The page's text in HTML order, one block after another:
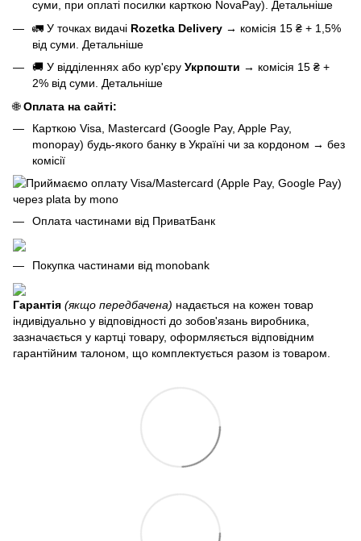
суми, при оплаті посилки карткою NovaPay). Детальніше
🚛 У точках видачі Rozetka Delivery → комісія 15 ₴ + 1,5%
від суми. Детальніше
🚚 У відділеннях або кур'єру Укрпошти → комісія 15 ₴ +
2% від суми. Детальніше
🌐Оплата на сайті:
Карткою Visa, Mastercard (Google Pay, Apple Pay,
monopay) будь-якого банку в Україні чи за кордоном → без
комісії
Оплата частинами від ПриватБанк
Покупка частинами від monobank
Гарантія (якщо передбачена) надається на кожен товар
індивідуально у відповідності до зобов'язань виробника,
зазначається у картці товару, оформляється відповідним
гарантійним талоном, що комплектується разом із товаром.